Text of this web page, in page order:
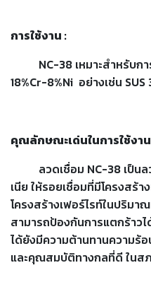
-
(MMA)
-
เชื่อม
อาร์กอน
(TIG)
การใช้งาน :
NC-38 เหมาะสำหรับก
18%Cr-8%Ni อย่างเช่น
คุณลักษณะเด่นในการใช้งาน
ลวดเชื่อม NC-38 เป็น
เนียให้รอยเชื่อมที่มีโครงสร้
โครงสร้างเฟอร์ไรท์ในปริมา
สามารถป้องกันการแตกร้าวไ
ได้ยังมีความต้านทานความร้อ
และคุณสมบัติทางกลที่ดี ในส